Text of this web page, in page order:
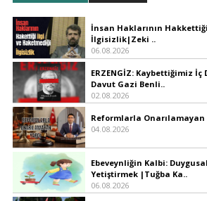
İnsan Haklarının
İlgisizlik|Zeki ..
06.08.2026
ERZENGİZ: Kaybettiğimiz İç
Davut Gazi Benli..
02.08.2026
Reformlarla Onarılamayan
04.08.2026
Ebeveynliğin Kalbi:
Yetiştirmek |Tuğba Ka..
06.08.2026